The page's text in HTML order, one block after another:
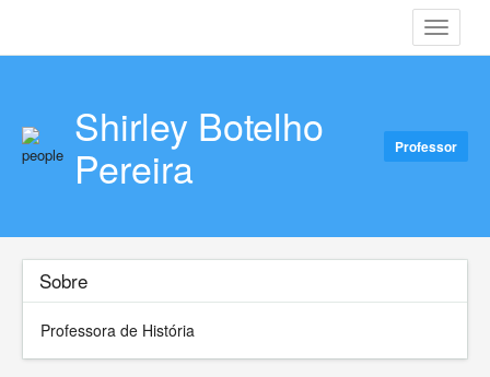
Toggle
Shirley Botelho
Pereira Professor
Sobre
Professora de História